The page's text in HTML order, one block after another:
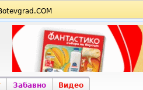
Забавно Видео